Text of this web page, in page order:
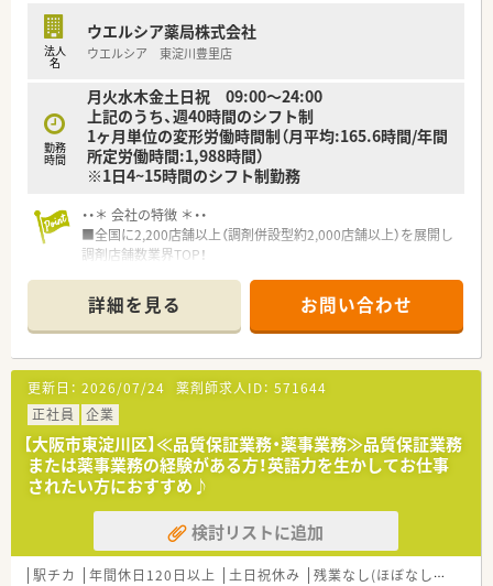
法人
名
ウエルシア薬局株式会社
ウエルシア 東淀川豊里店
勤務
時間
月火水木金土日祝 09:00～24:00
上記のうち、週40時間のシフト制
1ヶ月単位の変形労働時間制（月平均:165.6時間/年間
所定労働時間:1,988時間）
※1日4~15時間のシフト制勤務
・・＊ 会社の特徴 ＊・・
■全国に2,200店舗以上（調剤併設型約2,000店舗以上）を展開し
調剤店舗数業界TOP！
頑張り次第で高給与も可能！
■経験や勤務コースによりますが、経験の少ない方でも500万前
半スタートと業界TOP水準！
■職種や職域に合わせ、豊富な社内研修や外部組織と連携した研
修を用意されています
■薬剤師が中心の会社だからこそ活躍できるキャリアパスが多
種多様に用意されています。
■店舗拡大に伴い、エリアマネジャーや営業部長等のマネジメン
トのポジションも増えます。
■在宅や教育等の専門性を活かせるスペシャリストを目指すこ
とも可能です。
■その他にも、管理部門や商品部門等の本社スタッフなど活動領
域は多種多様です。
■在宅実施店舗は年々増加しており、在宅医療へもしっかりと関
わる事ができます。
詳細を見る お問い合わせ
更新日： 2026/07/24 薬剤師求人ID： 571644
正社員
企業
【大阪市東淀川区】≪品質保証業務・薬事業務≫品質保証業務
または薬事業務の経験がある方！英語力を生かしてお仕事
されたい方におすすめ♪
検討リストに追加
駅チカ 年間休日120日以上 土日祝休み 残業なし(ほぼなし含む)